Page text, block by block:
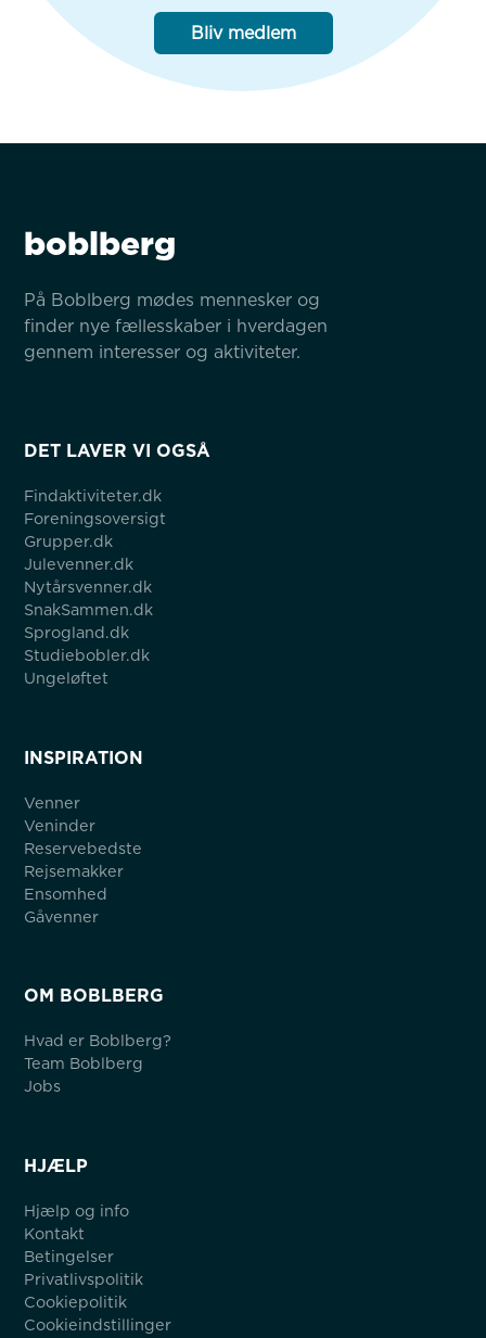
Bliv medlem
boblberg
På Boblberg mødes mennesker og
finder nye fællesskaber i hverdagen
gennem interesser og aktiviteter.
DET LAVER VI OGSÅ
Findaktiviteter.dk
Foreningsoversigt
Grupper.dk
Julevenner.dk
Nytårsvenner.dk
SnakSammen.dk
Sprogland.dk
Studiebobler.dk
Ungeløftet
INSPIRATION
Venner
Veninder
Reservebedste
Rejsemakker
Ensomhed
Gåvenner
OM BOBLBERG
Hvad er Boblberg?
Team Boblberg
Jobs
HJÆLP
Hjælp og info
Kontakt
Betingelser
Privatlivspolitik
Cookiepolitik
Cookieindstillinger